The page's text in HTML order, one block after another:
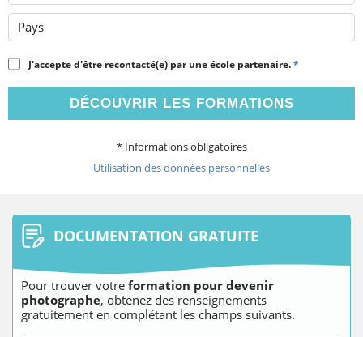
Pays
J'accepte d'être recontacté(e) par une école partenaire.*
DÉCOUVRIR LES FORMATIONS
* Informations obligatoires
Utilisation des données personnelles
DOCUMENTATION GRATUITE
Pour trouver votre formation pour devenir
photographe, obtenez des renseignements
gratuitement en complétant les champs suivants.